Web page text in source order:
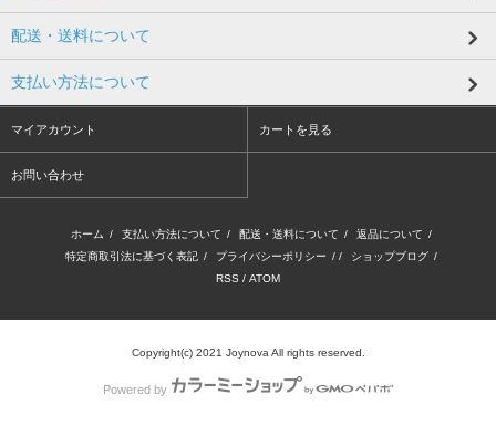
配送・送料について
支払い方法について
マイアカウント カートを見る
お問い合わせ
ホーム / 支払い方法について / 配送・送料について / 返品について /
特定商取引法に基づく表記 / プライバシーポリシー / / ショップブログ /
RSS / ATOM
Copyright(c) 2021 Joynova All rights reserved.
Powered by